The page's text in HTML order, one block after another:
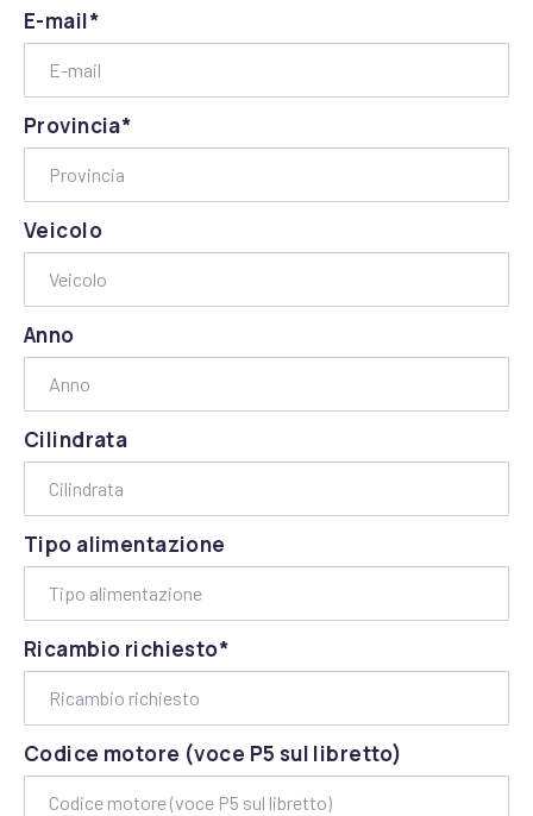
E-mail*
Provincia*
Veicolo
Anno
Cilindrata
Tipo alimentazione
Ricambio richiesto*
Codice motore (voce P5 sul libretto)